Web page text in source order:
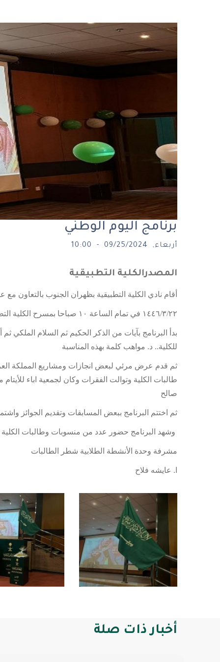
برنامج اليوم الوطني
أربعاء, 09/25/2024 - 10:00
المصدرالكلية التطبيقية
أقام نادي الكلية التطبيقية بظهران الجنوب بالتعاون
١٤٤٦/٣/٢٢ في تمام الساعة ١٠ صباحا بمسرح الكلية التطبيقية شطر الطالبات
بدأ البرنامج بآيات من الذكر الحكيم ثم السلام الملكي
للكلية.. د. مواهب كلمة بهذه المناسبة
ثم قدم عرض مرئي لبعض انجازات ومشاريع المملكة
طالبات الكلية وتوالت الفقرات وكان لجمعية اباء
صالح
ثم اختتم البرنامج ببعض المسابقات وتقديم الجوائز
وشهد البرنامج حضور عدد من منسوبات وطالبات الكلية
مشرفة وحدة الأنشطة الطلابية شطر الطالبات
ا. عايشه فلاح
أخبار ذات صلة